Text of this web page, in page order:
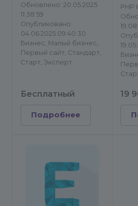
Обновлено: 20.05.2025
11:38:59
Опубликовано:
04.06.2025 09:40:30
Бизнес, Малый бизнес,
Первый сайт, Стандарт,
Старт, Эксперт
Бесплатный
Подробнее
PHP
19